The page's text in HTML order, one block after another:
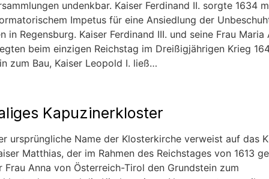
undenkbar. Kaiser Ferdinand II. sorgte 1634
Impetus für eine Ansiedlung der
in Regensburg. Kaiser Ferdinand III. und seine Frau Maria
beim einzigen Reichstag im Dreißigjährigen Krieg
zum Bau, Kaiser Leopold I. ließ…
Kapuzinerkloster
ursprüngliche Name der Klosterkirche verweist auf das
Matthias, der im Rahmen des Reichstages von 1613
Frau Anna von Österreich-Tirol den Grundstein zum